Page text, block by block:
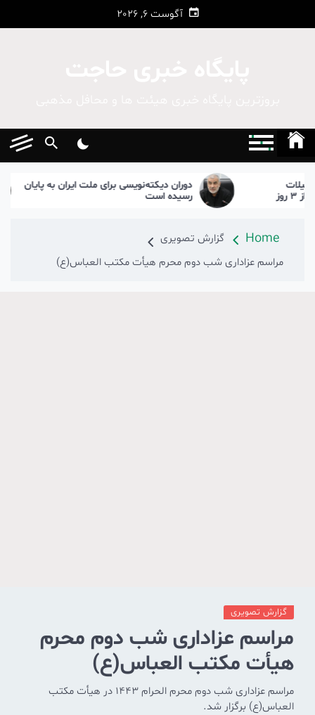
آگوست 6, 2026
دوران دیکته‌نویسی برای ملت ایران به پایان
رسیده است
Home
گزارش تصویری
مراسم عزاداری شب دوم محرم هیأت مکتب العباس(ع)
گزارش تصویری
مراسم عزاداری شب دوم محرم
هیأت مکتب العباس(ع)
مراسم عزاداری شب دوم محرم الحرام ۱۴۴۳ در هیأت مکتب
العباس(ع) برگزار شد.